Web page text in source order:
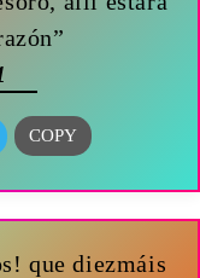
que diezmáis